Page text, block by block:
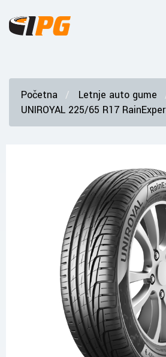
Početna Letnje auto gume
UNIROYAL 225/65 R17